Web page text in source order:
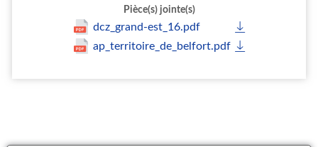
Pièce(s) jointe(s)
dcz_grand-est_16.pdf
ap_territoire_de_belfort.pdf